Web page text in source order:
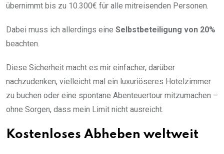
übernimmt bis zu 10.300€ für alle mitreisenden Personen.
Dabei muss ich allerdings eine Selbstbeteiligung von 20%
beachten.
Diese Sicherheit macht es mir einfacher, darüber
nachzudenken, vielleicht mal ein luxuriöseres Hotelzimmer
zu buchen oder eine spontane Abenteuertour mitzumachen –
ohne Sorgen, dass mein Limit nicht ausreicht.
Kostenloses Abheben weltweit